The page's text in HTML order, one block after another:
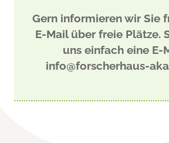
Gern informieren wir Sie
E-Mail über freie Plätze.
uns einfach eine E-
info@forscherhaus-